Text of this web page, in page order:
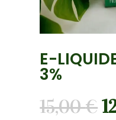
E-
3%
15,00€